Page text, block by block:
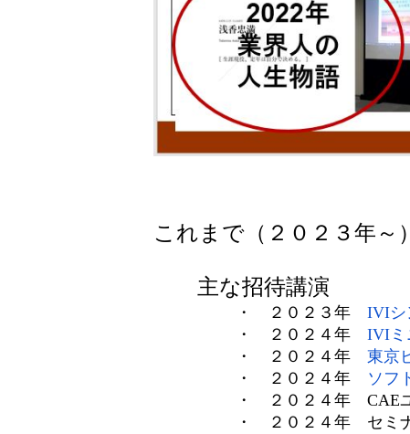
これまで（２０２３年～
主な招待講
・ ２０２３年 IVIシ
・ ２０２４年 IVIミ
・ ２０２４年 東京
・ ２０２４年 ソフ
・ ２０２４年 CAEユ
・ ２０２４年 セミナー